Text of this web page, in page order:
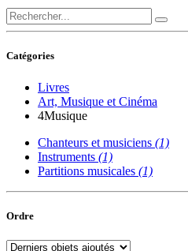
Catégories
Livres
Art, Musique et Cinéma
4Musique
Chanteurs et musiciens (1)
Instruments (1)
Partitions musicales (1)
Ordre